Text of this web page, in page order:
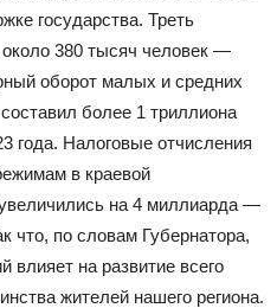
государства. Треть
380 тысяч человек —
оборот малых и средних
более 1 триллиона
года. Налоговые отчисления
в краевой
на 4 миллиарда —
что, по словам Губернатора,
влияет на развитие всего
жителей нашего региона.